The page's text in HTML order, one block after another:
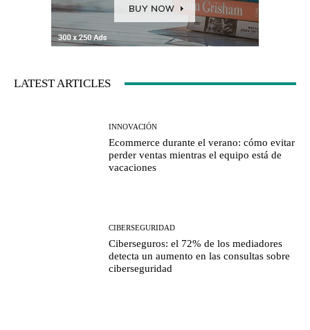
LATEST ARTICLES
INNOVACIÓN
Ecommerce durante el verano: cómo evitar
perder ventas mientras el equipo está de
vacaciones
CIBERSEGURIDAD
Ciberseguros: el 72% de los mediadores
detecta un aumento en las consultas sobre
ciberseguridad